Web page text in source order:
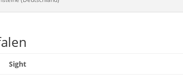
Sight